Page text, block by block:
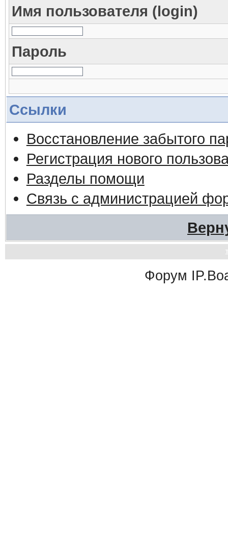
Имя пользователя (login)
Пароль
Ссылки
Восстановление забытого
Регистрация нового
Разделы помощи
Связь с администрацией
Форум